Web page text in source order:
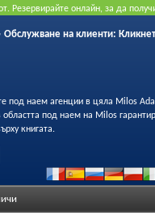
Резервирайте онлайн, за да
Обслужване на клиенти:
под наем агенции в цяла Milos
под наем на Milos
книгата.